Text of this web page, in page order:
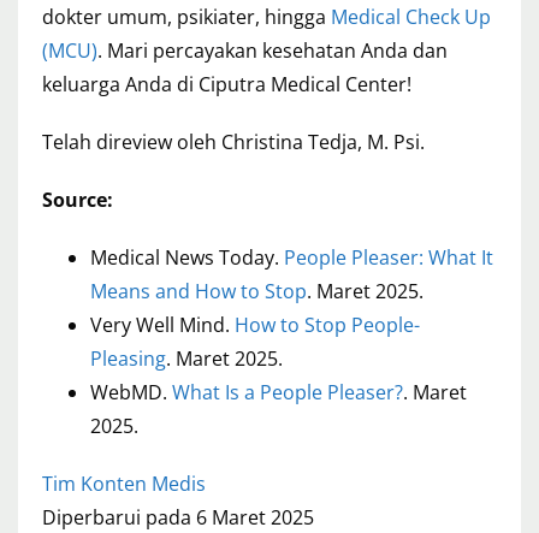
dokter umum, psikiater, hingga Medical Check Up
(MCU). Mari percayakan kesehatan Anda dan
keluarga Anda di Ciputra Medical Center!
Telah direview oleh Christina Tedja, M. Psi.
Source:
Medical News Today. People Pleaser: What It
Means and How to Stop. Maret 2025.
Very Well Mind. How to Stop People-
Pleasing. Maret 2025.
WebMD. What Is a People Pleaser?. Maret
2025.
Tim Konten Medis
Diperbarui pada 6 Maret 2025